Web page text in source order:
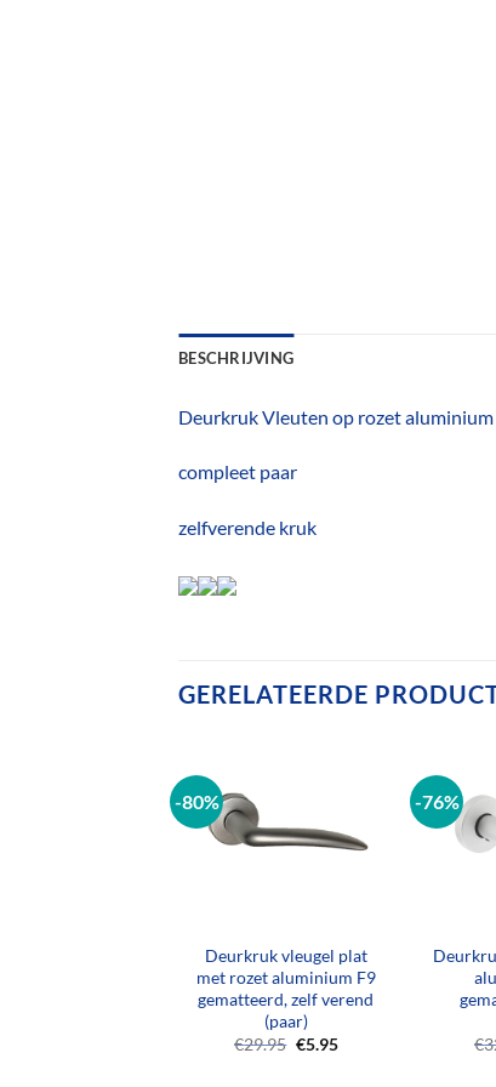
BESCHRIJVING
Deurkruk Vleuten op rozet
compleet paar
zelfverende kruk
GERELATEERDE
-80%
Deurkruk vleugel plat
met rozet aluminium F9
gematteerd, zelf verend
(paar)
€29.95 Oorspronkelijke
€5.95Huidige
-76%
€